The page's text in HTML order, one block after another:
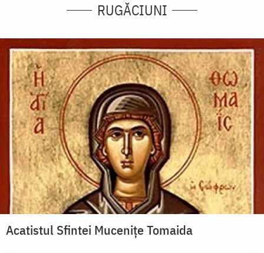
RUGĂCIUNI
Acatistul Sfintei Mucenițe Tomaida